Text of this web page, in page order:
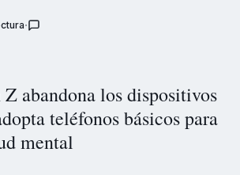
Z abandona los dispositivos
teléfonos básicos para
mental